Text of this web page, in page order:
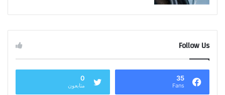
Follow Us
35
Fans
0
متابعون